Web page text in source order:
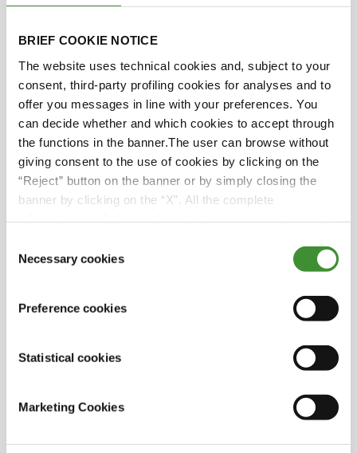
BRIEF COOKIE NOTICE
The website uses technical cookies and, subject to your
consent, third-party profiling cookies for analyses and to
offer you messages in line with your preferences. You
can decide whether and which cookies to accept through
the functions in the banner.The user can browse without
giving consent to the use of cookies by clicking on the
“Reject” button on the banner or by simply closing the
banner by clicking on the “X”. All the complete
Selection
Necessary cookies
Preference cookies
Statistical cookies
Marketing Cookies
saltados de un solo salto.
Adam comparte con nosotros cómo su
extraordinario logro dependía de la resistencia y
la tracción de los neumáticos del Megalodon, que
debían soportar la extrema tensión de la
aceleración vertical y longitudinal del truck en el
momento del impacto.
También nos reunimos con Jennifer Rauch,
Gerente de Marketing Digital de BKT Europa, y
Dilip Vaidya, Presidente Senior y Director de
neumáticos de BKT hicieron posible la increíble
Pero, ¿cuántos trucks consiguió saltar Adam de
¿Lo sabías?
El Megalodon Monster Truck es una bestia de